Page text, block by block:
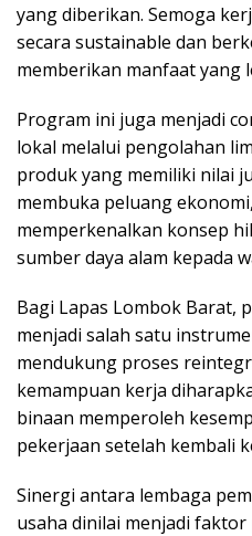
yang diberikan. Semoga
secara sustainable dan
memberikan manfaat yang
Program ini juga menjadi
lokal melalui pengolahan
produk yang memiliki nilai
membuka peluang
memperkenalkan konsep
sumber daya alam kepada
Bagi Lapas Lombok Barat,
menjadi salah satu
mendukung proses
kemampuan kerja
binaan memperoleh
pekerjaan setelah kembali
Sinergi antara lembaga
usaha dinilai menjadi